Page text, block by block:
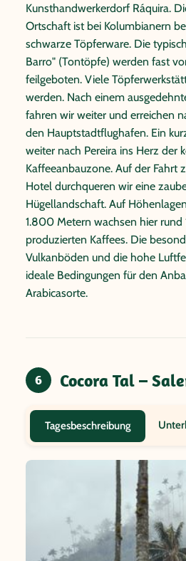
Kunsthandwerkerdorf Ráquira.
Ortschaft ist bei Kolumbianern
schwarze Töpferware. Die
Barro" (Tontöpfe) werden fast
feilgeboten. Viele
werden. Nach einem
fahren wir weiter und erreichen
den Hauptstadtflughafen. Ein
weiter nach Pereira ins Herz der
Kaffeeanbauzone. Auf der Fahrt
Hotel durchqueren wir eine
Hügellandschaft. Auf
1.800 Metern wachsen hier
produzierten Kaffees. Die
Vulkanböden und die hohe
ideale Bedingungen für den
Arabicasorte.
6 Cocora Tal –
Tagesbeschreibung